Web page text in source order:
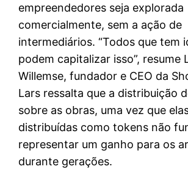
empreendedores seja explorada
comercialmente, sem a ação de
intermediários. “Todos que tem
podem capitalizar isso”, resume
Willemse, fundador e CEO da
Lars ressalta que a distribuição
sobre as obras, uma vez que
distribuídas como tokens não
representar um ganho para os
durante gerações.